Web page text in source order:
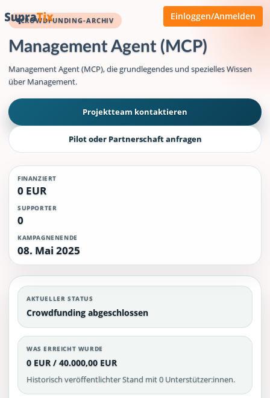
Einloggen/Anmelden
CROWDFUNDING-ARCHIV
Management Agent (MCP)
Management Agent (MCP), die grundlegendes und spezielles Wissen
über Management.
Projektteam kontaktieren
Pilot oder Partnerschaft anfragen
FINANZIERT
0 EUR
SUPPORTER
0
KAMPAGNENENDE
08. Mai 2025
AKTUELLER STATUS
Crowdfunding abgeschlossen
WAS ERREICHT WURDE
0 EUR / 40.000,00 EUR
Historisch veröffentlichter Stand mit 0 Unterstützer:innen.